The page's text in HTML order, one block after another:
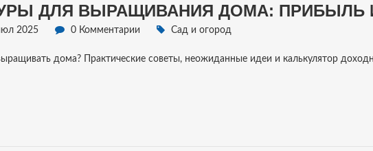
ДЛЯ ВЫРАЩИВАНИЯ ДОМА: ПРИБЫЛЬ
2025 0 Комментарии Сад и огород
дома? Практические советы, неожиданные идеи и калькулятор